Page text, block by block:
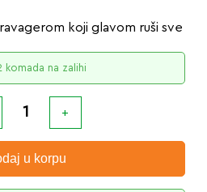
koji glavom ruši sve
komada na zalihi
u korpu